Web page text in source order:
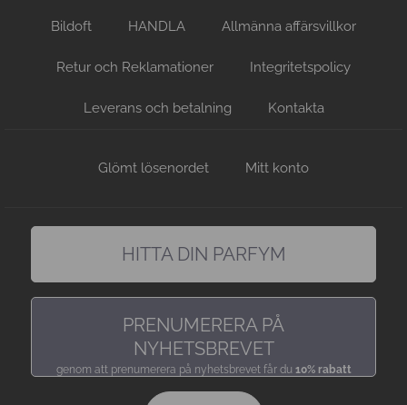
Bildoft HANDLA Allmänna affärsvillkor
Retur och Reklamationer Integritetspolicy
Leverans och betalning Kontakta
Glömt lösenordet Mitt konto
HITTA DIN PARFYM
PRENUMERERA PÅ
NYHETSBREVET
genom att prenumerera på nyhetsbrevet får du 10% rabatt